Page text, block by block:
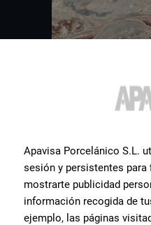
Weitere
Wir zeigen Ihnen eine Auswahl
häufigsten gesuchten
Apavisa Porcelánico S.L.
sesión y persistentes para
mostrarte publicidad
información recogida de
ejemplo, las páginas